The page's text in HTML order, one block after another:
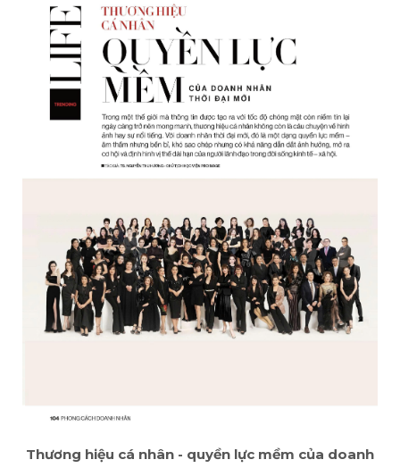
Thương hiệu cá nhân - quyền lực mềm của doanh